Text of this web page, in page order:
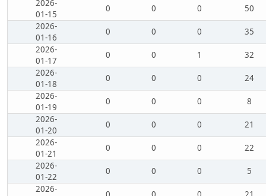
2026-
01-15
0 0 0
50
2026-
01-16
0 0 0
35
2026-
01-17
0 0 1
32
2026-
01-18
0 0 0
24
2026-
01-19
0 0 0
8
2026-
01-20
0 0 0
21
2026-
01-21
0 0 0
22
2026-
01-22
0 0 0
5
2026-